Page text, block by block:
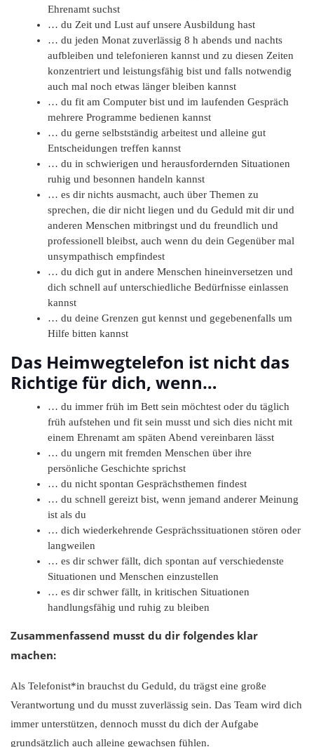
Ehrenamt suchst
… du Zeit und Lust auf unsere Ausbildung hast
… du jeden Monat zuverlässig 8 h abends und nachts
aufbleiben und telefonieren kannst und zu diesen Zeiten
konzentriert und leistungsfähig bist und falls notwendig
auch mal noch etwas länger bleiben kannst
… du fit am Computer bist und im laufenden Gespräch
mehrere Programme bedienen kannst
… du gerne selbstständig arbeitest und alleine gut
Entscheidungen treffen kannst
… du in schwierigen und herausfordernden Situationen
ruhig und besonnen handeln kannst
… es dir nichts ausmacht, auch über Themen zu
sprechen, die dir nicht liegen und du Geduld mit dir und
anderen Menschen mitbringst und du freundlich und
professionell bleibst, auch wenn du dein Gegenüber mal
unsympathisch empfindest
… du dich gut in andere Menschen hineinversetzen und
dich schnell auf unterschiedliche Bedürfnisse einlassen
kannst
… du deine Grenzen gut kennst und gegebenenfalls um
Hilfe bitten kannst
Das Heimwegtelefon ist nicht das
Richtige für dich, wenn…
… du immer früh im Bett sein möchtest oder du täglich
früh aufstehen und fit sein musst und sich dies nicht mit
einem Ehrenamt am späten Abend vereinbaren lässt
… du ungern mit fremden Menschen über ihre
persönliche Geschichte sprichst
… du nicht spontan Gesprächsthemen findest
… du schnell gereizt bist, wenn jemand anderer Meinung
ist als du
… dich wiederkehrende Gesprächssituationen stören oder
langweilen
… es dir schwer fällt, dich spontan auf verschiedenste
Situationen und Menschen einzustellen
… es dir schwer fällt, in kritischen Situationen
handlungsfähig und ruhig zu bleiben
Zusammenfassend musst du dir folgendes klar
machen:
Als Telefonist*in brauchst du Geduld, du trägst eine große
Verantwortung und du musst zuverlässig sein. Das Team wird dich
immer unterstützen, dennoch musst du dich der Aufgabe
grundsätzlich auch alleine gewachsen fühlen.